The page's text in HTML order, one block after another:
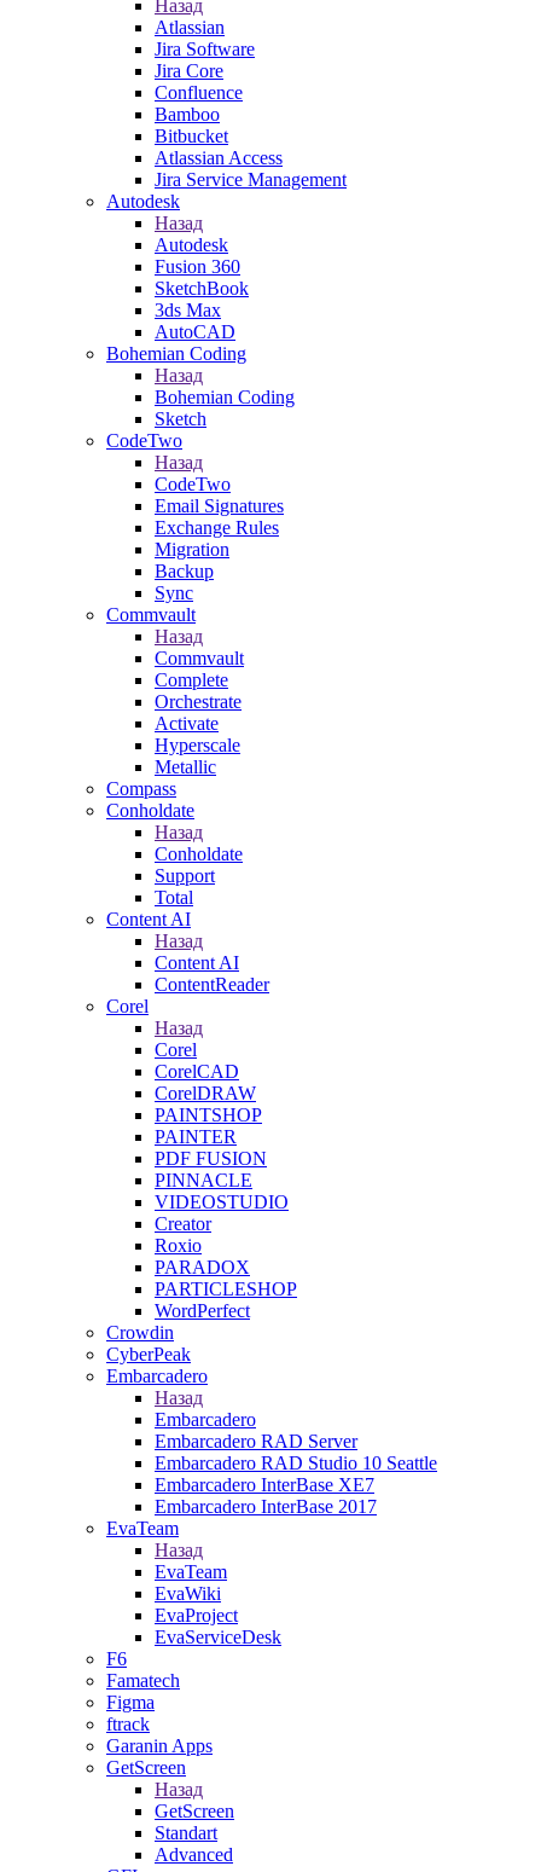
Назад
Atlassian
Jira Software
Jira Core
Confluence
Bamboo
Bitbucket
Atlassian Access
Jira Service Management
Autodesk
Назад
Autodesk
Fusion 360
SketchBook
3ds Max
AutoCAD
Bohemian Coding
Назад
Bohemian Coding
Sketch
CodeTwo
Назад
CodeTwo
Email Signatures
Exchange Rules
Migration
Backup
Sync
Commvault
Назад
Commvault
Complete
Orchestrate
Activate
Hyperscale
Metallic
Compass
Conholdate
Назад
Conholdate
Support
Total
Content AI
Назад
Content AI
ContentReader
Corel
Назад
Corel
CorelCAD
CorelDRAW
PAINTSHOP
PAINTER
PDF FUSION
PINNACLE
VIDEOSTUDIO
Creator
Roxio
PARADOX
PARTICLESHOP
WordPerfect
Crowdin
CyberPeak
Embarcadero
Назад
Embarcadero
Embarcadero RAD Server
Embarcadero RAD Studio 10 Seattle
Embarcadero InterBase XE7
Embarcadero InterBase 2017
EvaTeam
Назад
EvaTeam
EvaWiki
EvaProject
EvaServiceDesk
F6
Famatech
Figma
ftrack
Garanin Apps
GetScreen
Назад
GetScreen
Standart
Advanced